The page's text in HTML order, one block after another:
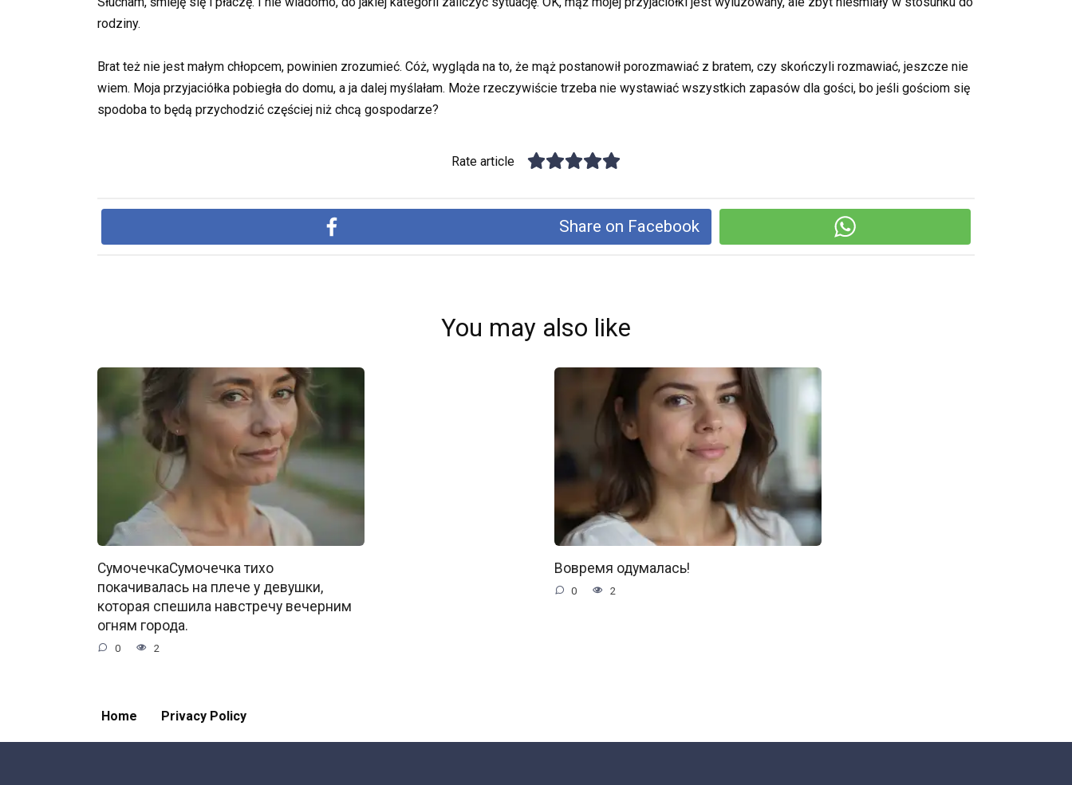
rodziny.
Brat też nie jest małym chłopcem, powinien zrozumieć. Cóż, wygląda na to, że mąż postanowił porozmawiać z bratem, czy skończyli rozmawiać, jeszcze nie
wiem. Moja przyjaciółka pobiegła do domu, a ja dalej myślałam. Może rzeczywiście trzeba nie wystawiać wszystkich zapasów dla gości, bo jeśli gościom się
spodoba to będą przychodzić częściej niż chcą gospodarze?
Rate article
Share on Facebook
You may also like
СумочечкаСумочечка тихо
покачивалась на плече у девушки,
которая спешила навстречу вечерним
огням города.
0 2
Вовремя одумалась!
0 2
Home Privacy Policy